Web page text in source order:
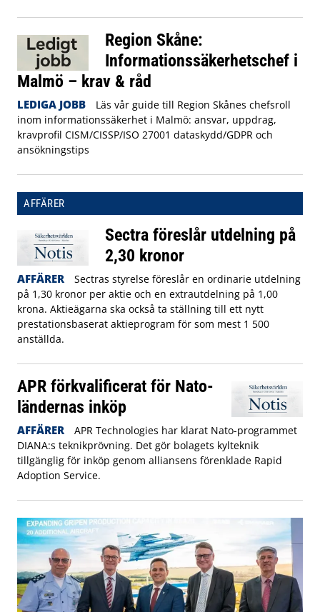
Region Skåne:
Informationssäkerhetschef i
Malmö – krav & råd
LEDIGA JOBB
Läs vår guide till Region Skånes chefsroll
inom informationssäkerhet i Malmö: ansvar, uppdrag,
kravprofil CISM/CISSP/ISO 27001 dataskydd/GDPR och
ansökningstips
AFFÄRER
Sectra föreslår utdelning på
2,30 kronor
AFFÄRER
Sectras styrelse föreslår en ordinarie utdelning
på 1,30 kronor per aktie och en extrautdelning på 1,00
krona. Aktieägarna ska också ta ställning till ett nytt
prestationsbaserat aktieprogram för som mest 1 500
anställda.
APR förkvalificerat för Nato-
ländernas inköp
AFFÄRER
APR Technologies har klarat Nato-programmet
DIANA:s teknikprövning. Det gör bolagets kylteknik
tillgänglig för inköp genom alliansens förenklade Rapid
Adoption Service.